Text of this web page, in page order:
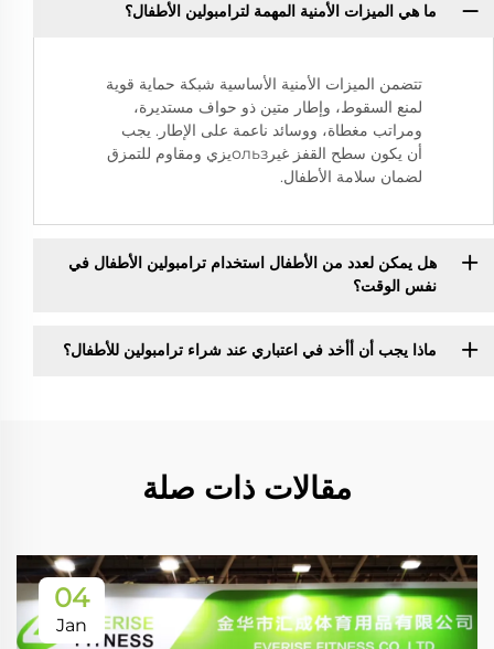
ما هي الميزات الأمنية المهمة لترامبولين الأطفال؟
تتضمن الميزات الأمنية الأساسية شبكة حماية قوية
لمنع السقوط، وإطار متين ذو حواف مستديرة،
ومراتب مغطاة، ووسائد ناعمة على الإطار. يجب
أن يكون سطح القفز غيرользيزي ومقاوم للتمزق
لضمان سلامة الأطفال.
هل يمكن لعدد من الأطفال استخدام ترامبولين الأطفال في
نفس الوقت؟
ماذا يجب أن أأخد في اعتباري عند شراء ترامبولين للأطفال؟
مقالات ذات صلة
04
Jan